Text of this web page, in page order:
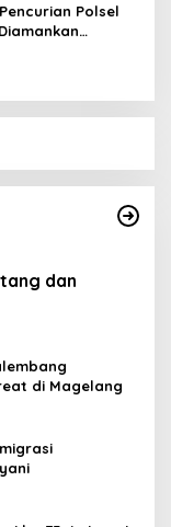
Polsel
dan
di Magelang